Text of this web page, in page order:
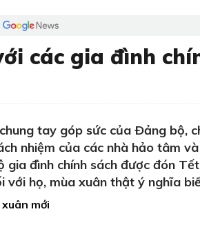
các gia đình
tay góp sức của Ðảng bộ,
nhiệm của các nhà hảo tâm
gia đình chính sách được đón
với họ, mùa xuân thật ý nghĩa
mới